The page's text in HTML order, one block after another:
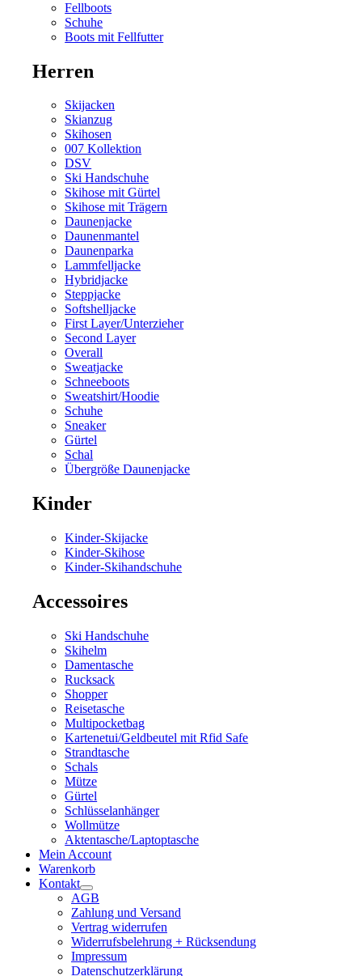
Fellboots
Schuhe
Boots mit Fellfutter
Herren
Skijacken
Skianzug
Skihosen
007 Kollektion
DSV
Ski Handschuhe
Skihose mit Gürtel
Skihose mit Trägern
Daunenjacke
Daunenmantel
Daunenparka
Lammfelljacke
Hybridjacke
Steppjacke
Softshelljacke
First Layer/Unterzieher
Second Layer
Overall
Sweatjacke
Schneeboots
Sweatshirt/Hoodie
Schuhe
Sneaker
Gürtel
Schal
Übergröße Daunenjacke
Kinder
Kinder-Skijacke
Kinder-Skihose
Kinder-Skihandschuhe
Accessoires
Ski Handschuhe
Skihelm
Damentasche
Rucksack
Shopper
Reisetasche
Multipocketbag
Kartenetui/Geldbeutel mit Rfid Safe
Strandtasche
Schals
Mütze
Gürtel
Schlüsselanhänger
Wollmütze
Aktentasche/Laptoptasche
Mein Account
Warenkorb
Kontakt
AGB
Zahlung und Versand
Vertrag widerrufen
Widerrufsbelehrung + Rücksendung
Impressum
Datenschutzerklärung